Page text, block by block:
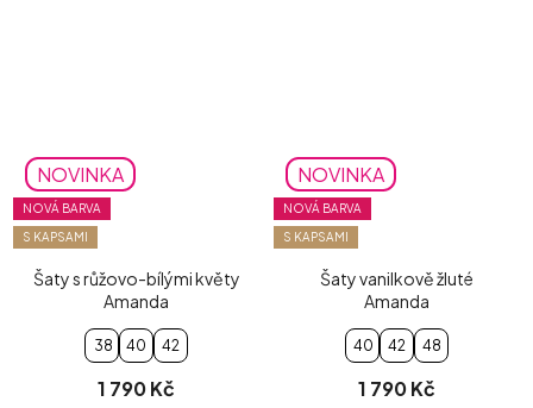
NOVINKA
NOVÁ BARVA
S KAPSAMI
Šaty s růžovo-bílými květy
Amanda
38 40 42
1 790 Kč
NOVINKA
NOVÁ BARVA
S KAPSAMI
Šaty vanilkově žluté
Amanda
40 42 48
1 790 Kč